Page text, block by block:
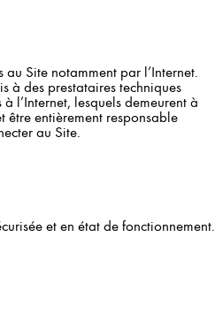
Site notamment par l’Internet.
à des prestataires techniques
l’Internet, lesquels demeurent à
être entièrement responsable
au Site.
et en état de fonctionnement.